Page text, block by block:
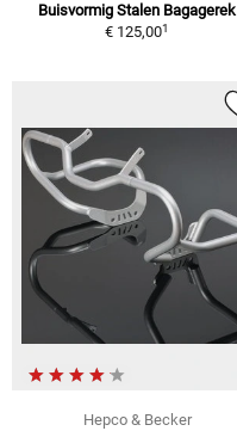
Buisvormig Stalen Bagagerek
€ 125,001
Hepco & Becker